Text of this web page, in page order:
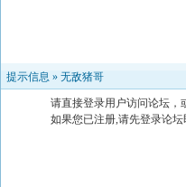
提示信息 » 无敌猪哥
请直接登录用户访问论坛，
如果您已注册,请先登录论